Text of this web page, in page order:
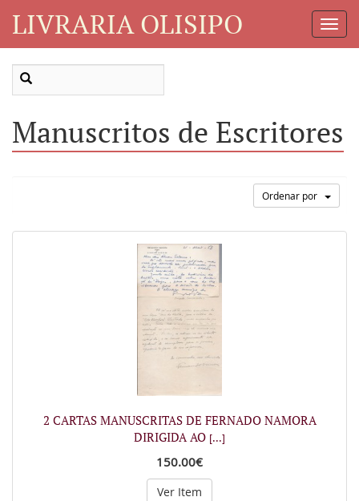
LIVRARIA OLISIPO
Manuscritos de Escritores
Ordenar por
2 CARTAS MANUSCRITAS DE FERNADO NAMORA
DIRIGIDA AO [...]
150.00€
Ver Item